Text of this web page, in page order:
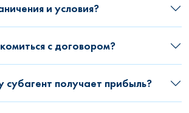
и условия?
с договором?
субагент получает прибыль?